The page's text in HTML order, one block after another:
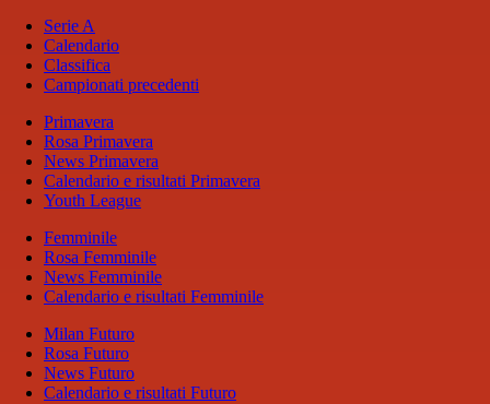
Serie A
Calendario
Classifica
Campionati precedenti
Primavera
Rosa Primavera
News Primavera
Calendario e risultati Primavera
Youth League
Femminile
Rosa Femminile
News Femminile
Calendario e risultati Femminile
Milan Futuro
Rosa Futuro
News Futuro
Calendario e risultati Futuro